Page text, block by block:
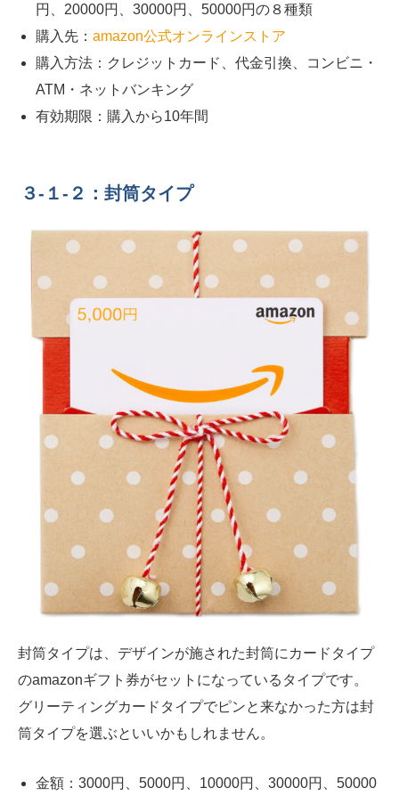
円、20000円、30000円、50000円の８種類
購入先： amazon公式オンラインストア
購入方法：クレジットカード、代金引換、コンビニ・
ATM ・ネットバンキング
有効期限：購入から10年間
３-１-２：封筒タイプ
封筒タイプは、デザインが施された封筒にカードタイプ
のamazonギフト券がセットになっているタイプです。
グリーティングカードタイプでピンと来なかった方は封
筒タイプを選ぶといいかもしれません。
金額：3000円、5000円、10000円、30000円、50000